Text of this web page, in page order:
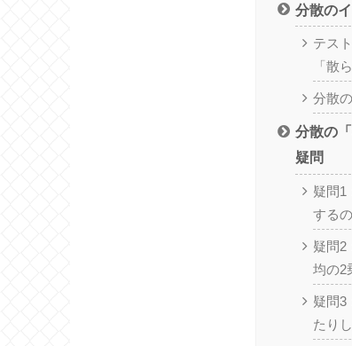
分散の
テス
「散
分散
分散の
疑問
疑問1
する
疑問2
均の2
疑問3
たり